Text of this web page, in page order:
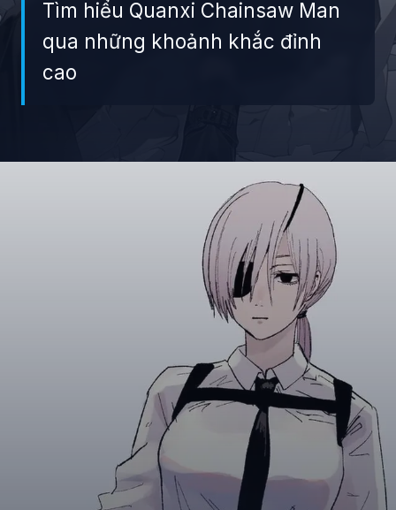
Tìm hiểu Quanxi Chainsaw Man
qua những khoảnh khắc đỉnh
cao
https://giaydabonghana.com/quanxi